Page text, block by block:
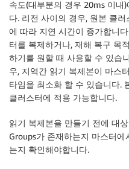
속도(대부분의 경우 20ms 이내
다. 리전 사이의 경우, 원본 클
에 따라 지연 시간이 증가합니
터를 복제하거나, 재해 복구 목
하기를 원할 때 사용할 수 있습
우, 지역간 읽기 복제본이 마스
타임을 최소화 할 수 있습니다.
클러스터에 적용 가능합니다.
읽기 복제본을 만들기 전에 대
Groups가 존재하는지 마스터
는지 확인해야합니다.